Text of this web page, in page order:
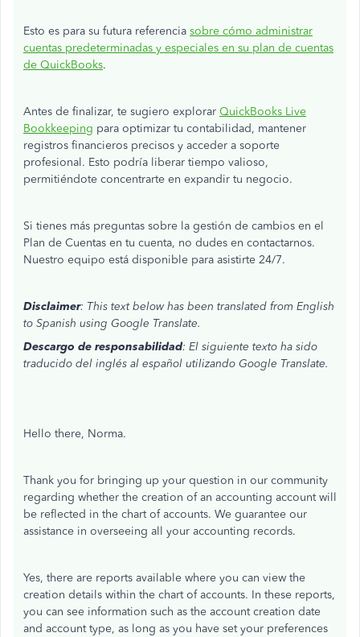
Esto es para su futura referencia sobre cómo administrar
cuentas predeterminadas y especiales en su plan de cuentas
de QuickBooks.
Antes de finalizar, te sugiero explorar QuickBooks Live
Bookkeeping para optimizar tu contabilidad, mantener
registros financieros precisos y acceder a soporte
profesional. Esto podría liberar tiempo valioso,
permitiéndote concentrarte en expandir tu negocio.
Si tienes más preguntas sobre la gestión de cambios en el
Plan de Cuentas en tu cuenta, no dudes en contactarnos.
Nuestro equipo está disponible para asistirte 24/7.
Disclaimer: This text below has been translated from English
to Spanish using Google Translate.
Descargo de responsabilidad: El siguiente texto ha sido
traducido del inglés al español utilizando Google Translate.
Hello there, Norma.
Thank you for bringing up your question in our community
regarding whether the creation of an accounting account will
be reflected in the chart of accounts. We guarantee our
assistance in overseeing all your accounting records.
Yes, there are reports available where you can view the
creation details within the chart of accounts. In these reports,
you can see information such as the account creation date
and account type, as long as you have set your preferences